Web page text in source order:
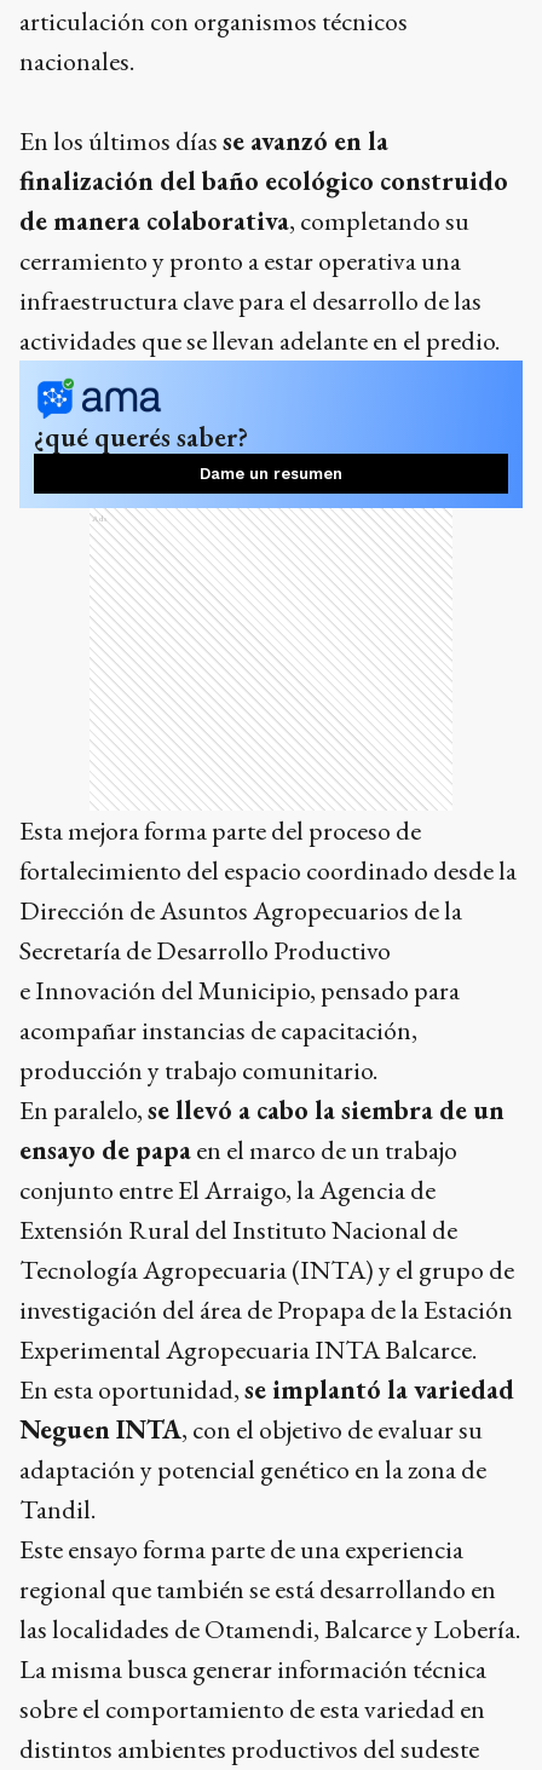
articulación con organismos técnicos
nacionales.
En los últimos díasse avanzó en la
finalización del baño ecológico construido
de manera colaborativa, completando su
cerramiento y pronto a estar operativa una
infraestructura clave para el desarrollo de las
actividades que se llevan adelante en el predio.
¿qué querés saber?
Dame un resumen
Ads
Esta mejora forma parte del proceso de
fortalecimiento del espacio coordinado desde la
Dirección de Asuntos Agropecuarios de la
Secretaría de Desarrollo Productivo
e Innovación del Municipio, pensado para
acompañar instancias de capacitación,
producción y trabajo comunitario.
En paralelo,se llevó a cabo la siembra de un
ensayo de papaen el marco de un trabajo
conjunto entre El Arraigo, la Agencia de
Extensión Rural del Instituto Nacional de
Tecnología Agropecuaria (INTA) y el grupo de
investigación del área de Propapa de la Estación
Experimental Agropecuaria INTA Balcarce.
En esta oportunidad,se implantó la variedad
Neguen INTA, con el objetivo de evaluar su
adaptación y potencial genético en la zona de
Tandil.
Este ensayo forma parte de una experiencia
regional que también se está desarrollando en
las localidades de Otamendi, Balcarce y Lobería.
La misma busca generar información técnica
sobre el comportamiento de esta variedad en
distintos ambientes productivos del sudeste